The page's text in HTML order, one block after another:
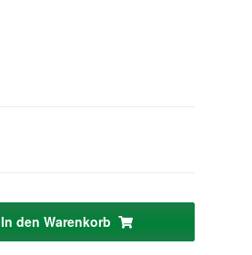
In den Warenkorb